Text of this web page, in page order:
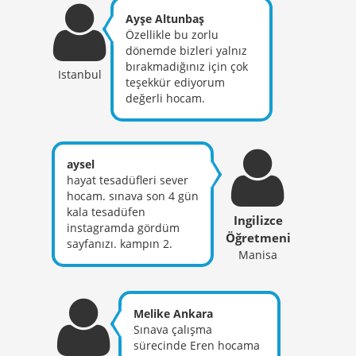
Eren hoca. Üçüncü
olarak konu anlatımda
giydiği tişörtlerle hem
güzel mesajlar verdiği
hem de farklılık
yarattığını
düşünüyorum. Konu
yavaş olsa da gayet
başarılı bir kamp oldu.
Her şey gönlünüzce
olsun, teşekkürler :)
Istanbul
Ayşe Altunbaş
Özellikle bu zorlu
dönemde bizleri yalnız
bırakmadığınız için çok
teşekkür ediyorum
değerli hocam.
Emeğiniz çok büyük...
Hakkımızda hayırlısı
olsun. Hakkınızı helal
edin.
aysel
hayat tesadüfleri sever
hocam. sınava son 4 gün
kala tesadüfen
instagramda gördüm
sayfanızı. kampın 2.
boyunca çalıştığım
yerleri 4 gün boyunca o
kadar güzel anlattınız ki.
emeklerinize sağlık.
Ingilizce
Öğretmeni
Manisa
Melike Ankara
Sınava çalışma
sürecinde Eren hocama